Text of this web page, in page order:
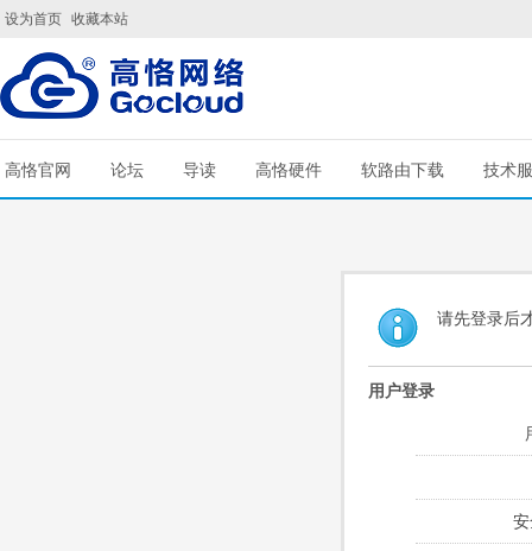
设为首页 收藏本站
高恪官网 论坛 导读 高恪硬件 软路由下载 技术
请先登录后
用户登录